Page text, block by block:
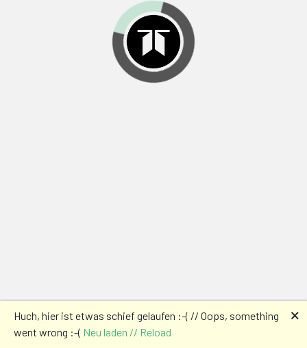
Huch, hier ist etwas schief gelaufen :-( // Oops, something
went wrong :-( Neu laden // Reload
🗙